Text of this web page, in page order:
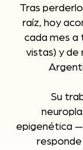
Tras
raíz, hoy
cada mes a
vistas) y de
Su
epigenética —